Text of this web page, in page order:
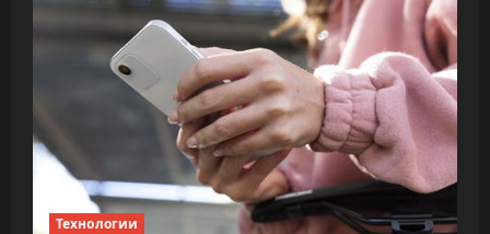
Технологии